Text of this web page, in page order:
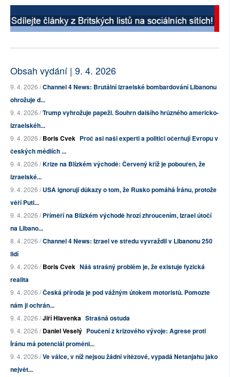
Obsah vydání | 9. 4. 2026
9. 4. 2026 /Channel 4 News: Brutální izraelské bombardování Libanonu
ohrožuje d...
9. 4. 2026 /Trump vyhrožuje papeži. Souhrn dalšího hrůzného americko-
izraelskéh...
9. 4. 2026 /Boris Cvek Proč asi naši experti a politici očerňují Evropu v
českých médiích ...
9. 4. 2026 /Krize na Blízkém východě: Červený kříž je pobouřen, že
izraelské...
9. 4. 2026 /USA ignorují důkazy o tom, že Rusko pomáhá Íránu, protože
věří Puti...
9. 4. 2026 /Příměří na Blízkém východě hrozí zhroucením, Izrael útočí
na Libano...
8. 4. 2026 /Channel 4 News: Izrael ve středu vyvraždil v Libanonu 250
lidí
9. 4. 2026 /Boris Cvek Náš strašný problém je, že existuje fyzická
realita
9. 4. 2026 /Česká příroda je pod vážným útokem motoristů. Pomozte
nám ji ochrán...
9. 4. 2026 /Jiří Hlavenka Strašná ostuda
9. 4. 2026 /Daniel Veselý Poučení z krizového vývoje: Agrese proti
Íránu má potenciál proměni...
9. 4. 2026 /Ve válce, v níž nejsou žádní vítězové, vypadá Netanjahu jako
největ...